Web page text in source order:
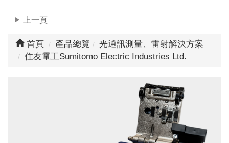
上一頁
首頁 產品總覽
光通訊測量、雷射解決方案
住友電工Sumitomo Electric Industries Ltd.